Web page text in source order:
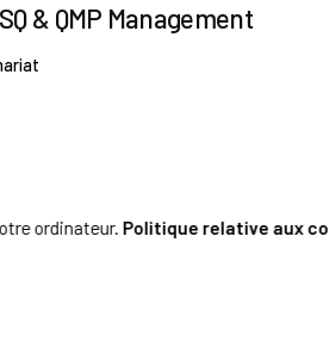
& QMP Management
ordinateur. Politique relative aux